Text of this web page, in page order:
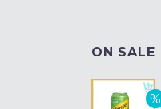
ON SALE